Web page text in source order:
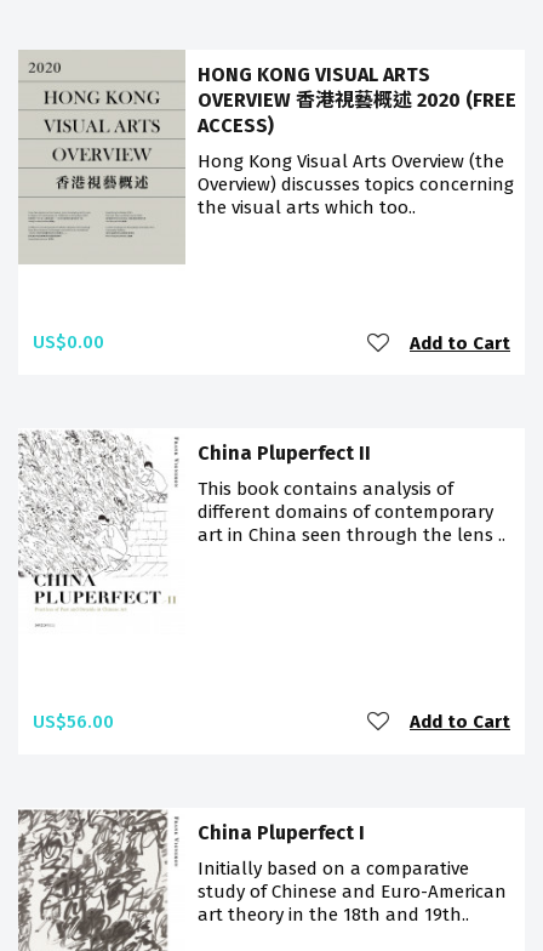
HONG KONG VISUAL ARTS
OVERVIEW 香港視藝概述 2020 (FREE
ACCESS)
Hong Kong Visual Arts Overview (the
Overview) discusses topics concerning
the visual arts which too..
US$0.00 Add to Cart
China Pluperfect II
This book contains analysis of
different domains of contemporary
art in China seen through the lens ..
US$56.00 Add to Cart
China Pluperfect I
Initially based on a comparative
study of Chinese and Euro-American
art theory in the 18th and 19th..